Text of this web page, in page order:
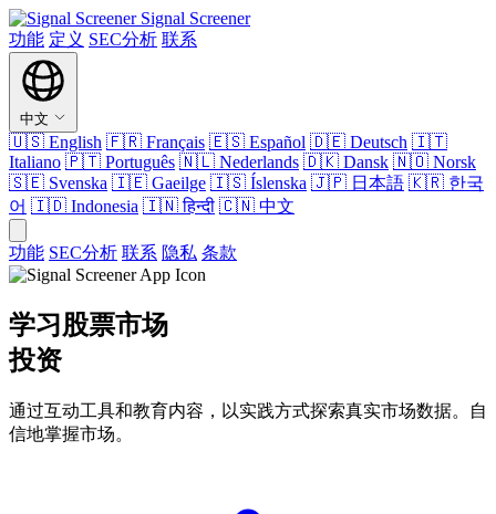
Signal Screener
功能 定义 SEC分析 联系
中文
🇺🇸 English 🇫🇷 Français 🇪🇸 Español 🇩🇪 Deutsch 🇮🇹
Italiano 🇵🇹 Português 🇳🇱 Nederlands 🇩🇰 Dansk 🇳🇴 Norsk
🇸🇪 Svenska 🇮🇪 Gaeilge 🇮🇸 Íslenska 🇯🇵 日本語 🇰🇷 한국
어 🇮🇩 Indonesia 🇮🇳हिन्दी 🇨🇳 中文
功能 SEC分析 联系 隐私 条款
学习股票市场
投资
通过互动工具和教育内容，以实践方式探索真实市场数据。自
信地掌握市场。